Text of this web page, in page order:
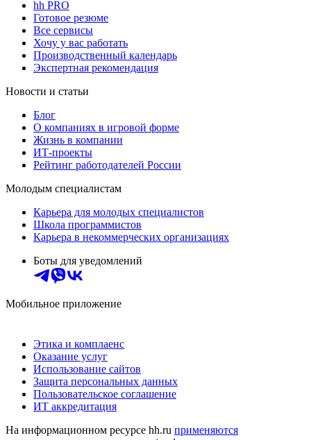
hh PRO
Готовое резюме
Все сервисы
Хочу у вас работать
Производственный календарь
Экспертная рекомендация
Новости и статьи
Блог
О компаниях в игровой форме
Жизнь в компании
ИТ-проекты
Рейтинг работодателей России
Молодым специалистам
Карьера для молодых специалистов
Школа программистов
Карьера в некоммерческих организациях
Боты для уведомлений
Мобильное приложение
Этика и комплаенс
Оказание услуг
Использование сайтов
Защита персональных данных
Пользовательское соглашение
ИТ аккредитация
На информационном ресурсе hh.ru применяются